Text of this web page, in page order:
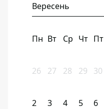
Вересень
Пн Вт Ср Чт Пт
26 27 28 29 30
2 3 4 5 6